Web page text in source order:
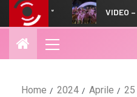
VIDEO – Palermo-
Home 2024 Aprile
25